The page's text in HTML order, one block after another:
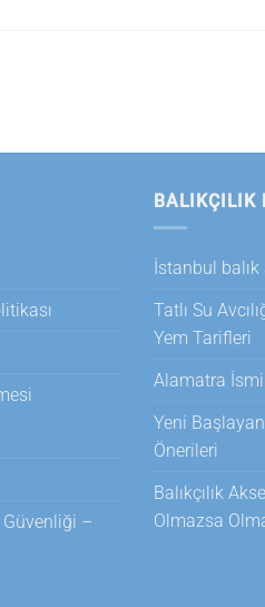
Güvenliği –
BALIKÇILIK
İstanbul
Tatlı Su
Yem Tarifleri
Alamatra
Yeni
Önerileri
Balıkçılık
Olmazsa